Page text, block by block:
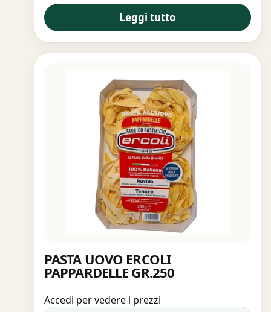
Leggi tutto
PASTA UOVO ERCOLI
PAPPARDELLE GR.250
Accedi per vedere i prezzi